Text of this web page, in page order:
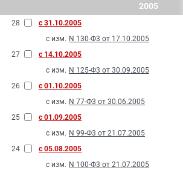
2005
28
с 31.10.2005
с изм. N 130-Ф3 от 17.10.2005
27
с 14.10.2005
с изм. N 125-Ф3 от 30.09.2005
26
с 01.10.2005
с изм. N 77-Ф3 от 30.06.2005
25
с 01.09.2005
с изм. N 99-Ф3 от 21.07.2005
24
с 05.08.2005
с изм. N 100-Ф3 от 21.07.2005